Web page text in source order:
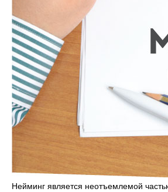
Нейминг является неотъемлемой